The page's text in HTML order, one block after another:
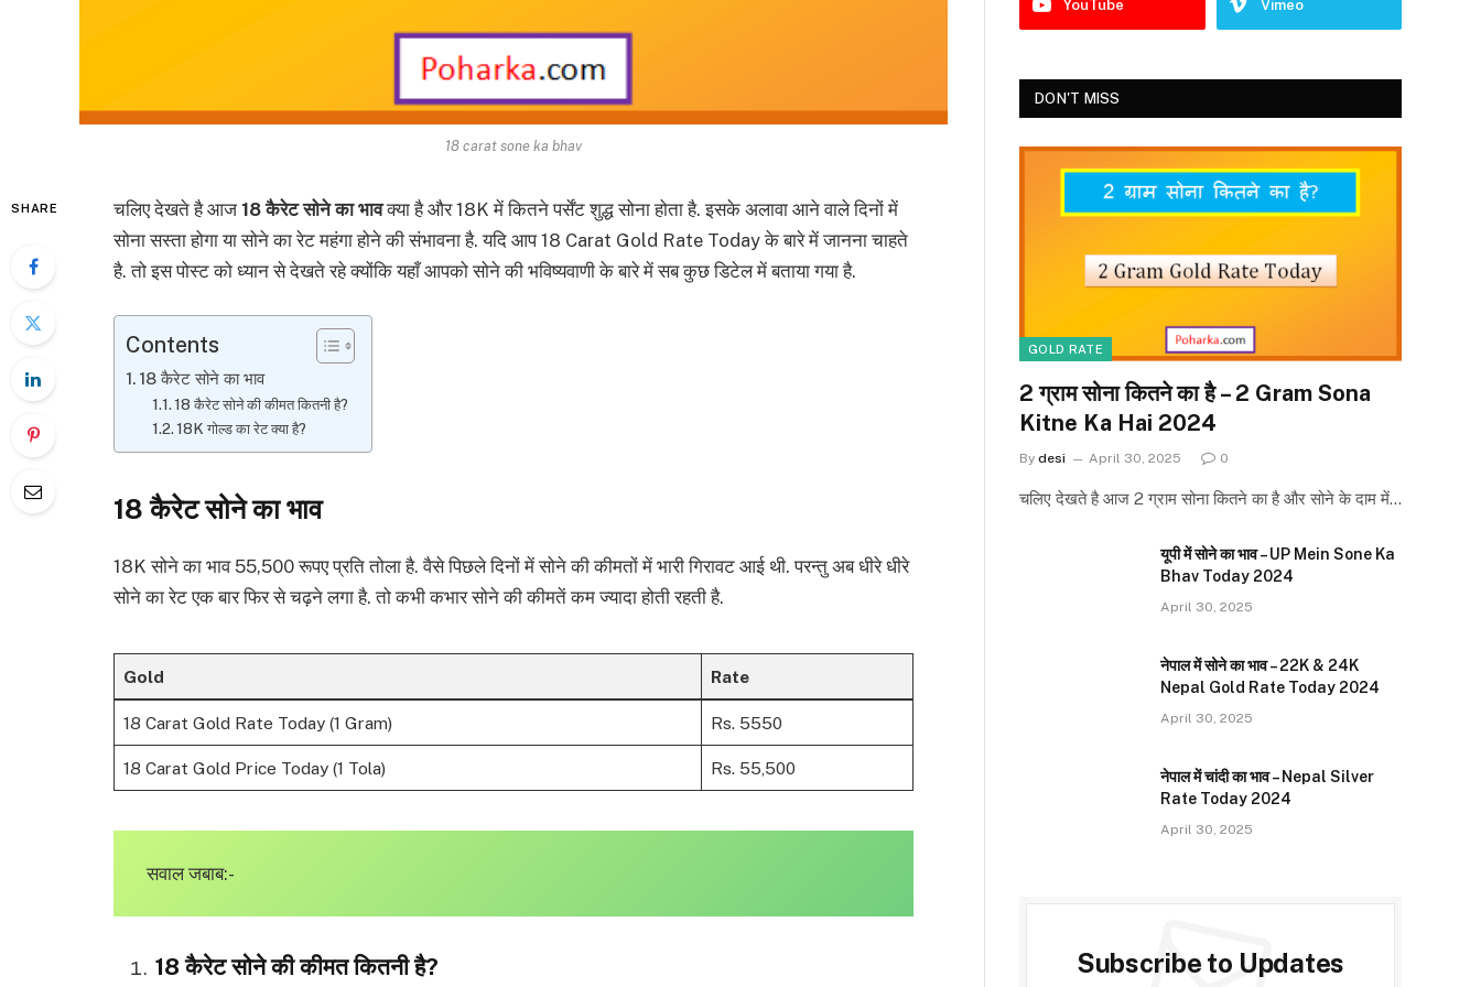
18 carat sone ka bhav
SHARE चलिए देखते है आज 18 कैरेट सोने का भावक्या है और 18K में कितने पर्सेंट शुद्ध सोना होता है. इसके अलावा आने वाले दिनों में
सोना सस्ता होगा या सोने का रेट महंगा होने की संभावना है. यदि आप 18 Carat Gold Rate Today के बारे में जानना चाहते
है. तो इस पोस्ट को ध्यान से देखते रहे क्योंकि यहाँ आपको सोने की भविष्यवाणी के बारे में सब कुछ डिटेल में बताया गया है.
Contents
18 कैरेट सोने का भाव
18 कैरेट सोने की कीमत कितनी है?
18K गोल्ड का रेट क्या है?
18 कैरेट सोने का भाव
18K सोने का भाव 55,500 रूपए प्रति तोला है. वैसे पिछले दिनों में सोने की कीमतों में भारी गिरावट आई थी. परन्तु अब धीरे धीरे
सोने का रेट एक बार फिर से चढ़ने लगा है. तो कभी कभार सोने की कीमतें कम ज्यादा होती रहती है.
Gold Rate
18 Carat Gold Rate Today (1 Gram) Rs. 5550
18 Carat Gold Price Today (1 Tola) Rs. 55,500
सवाल जबाब:-
18 कैरेट सोने की कीमत कितनी है?
YouTube Vimeo
DON'T MISS
GOLD RATE
2 ग्राम सोना कितने का है – 2 Gram Sona
Kitne Ka Hai 2024
By desi April 30, 2025 0
चलिए देखते है आज 2 ग्राम सोना कितने का है और सोने के दाम में…
यूपी में सोने का भाव – UP Mein Sone Ka
Bhav Today 2024
April 30, 2025
नेपाल में सोने का भाव – 22K & 24K
Nepal Gold Rate Today 2024
April 30, 2025
नेपाल में चांदी का भाव – Nepal Silver
Rate Today 2024
April 30, 2025
Subscribe to Updates